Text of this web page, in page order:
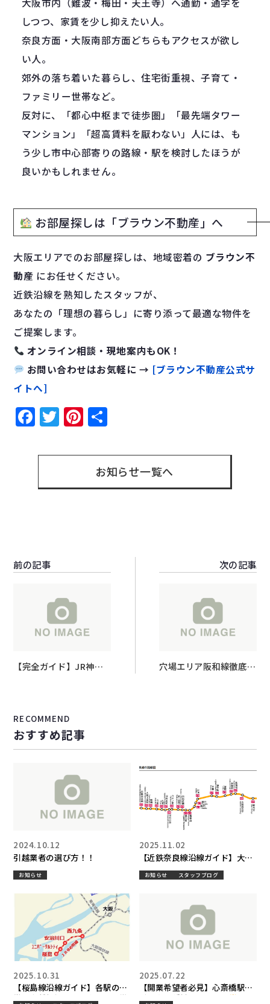
しつつ、家賃を少し抑えたい人。
奈良方面・大阪南部方面どちらもアクセスが欲し
い人。
郊外の落ち着いた暮らし、住宅街重視、子育て・
ファミリー世帯など。
反対に、「都心中枢まで徒歩圏」「最先端タワー
マンション」「超高賃料を厭わない」人には、も
う少し市中心部寄りの路線・駅を検討したほうが
良いかもしれません。
お部屋探しは「ブラウン不動産」へ
大阪エリアでのお部屋探しは、地域密着の ブラウン不
動産 にお任せください。
近鉄沿線を熟知したスタッフが、
あなたの「理想の暮らし」に寄り添って最適な物件を
ご提案します。
オンライン相談・現地案内もOK！
お問い合わせはお気軽に → [ブラウン不動産公式サ
イトへ]
Facebook
Twitter
Pinterest
お知らせ一覧へ
前の記事
【完全ガイド】JR神戸
解説
次の記事
穴場エリア阪和線徹底分
RECOMMEND
おすすめ記事
引越業者の選び方！！
2024.10.12
お知らせ
【近鉄奈良線沿線ガイド】大阪
と奈良を結ぶ人気路線！各駅の
特徴・家賃相場・住みやすさを
2025.11.02
お知らせ スタッフブログ
【桜島線沿線ガイド】各駅の特
徴・家賃相場・住みやすさを徹
2025.10.31
【開業希望者必見】心斎橋駅
近！多業種対応テナント
2025.07.22